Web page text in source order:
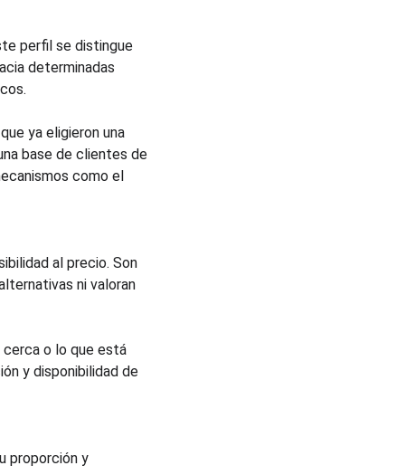
perfil se distingue
determinadas
ya eligieron una
base de clientes de
como el
al precio. Son
ni valoran
cerca o lo que está
y disponibilidad de
proporción y